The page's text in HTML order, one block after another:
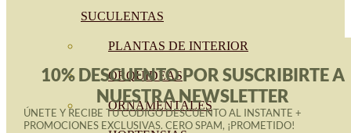
SUCULENTAS
PLANTAS DE INTERIOR
ORQUIDEAS
ORNAMENTALES
10% DESCUENTO POR SUSCRIBIRTE A
NUESTRA NEWSLETTER
ÚNETE Y RECIBE TU CÓDIGO DESCUENTO AL INSTANTE +
PROMOCIONES EXCLUSIVAS. CERO SPAM, ¡PROMETIDO!